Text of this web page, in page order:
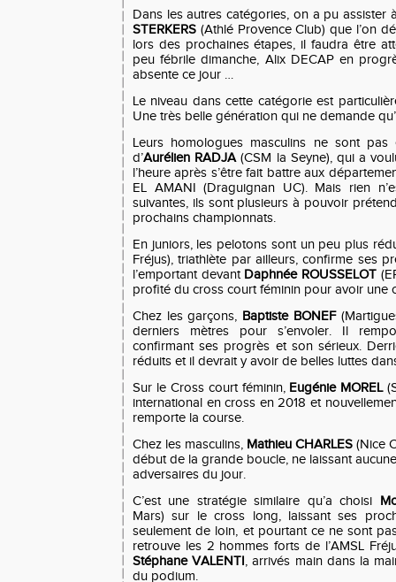
Dans les autres catégories, on a pu assister
STERKERS (Athlé Provence Club) que l’on
lors des prochaines étapes, il faudra être
peu fébrile dimanche, Alix DECAP en
absente ce jour …
Le niveau dans cette catégorie est
Une très belle génération qui ne demande
Leurs homologues masculins ne sont
d’Aurélien RADJA(CSM la Seyne), qui a
l’heure après s’être fait battre aux
EL AMANI (Draguignan UC). Mais rien
suivantes, ils sont plusieurs à pouvoir
prochains championnats.
En juniors, les pelotons sont un peu plus
Fréjus), triathlète par ailleurs, confirme ses
l’emportant devant Daphnée ROUSSELOT
profité du cross court féminin pour avoir une
Chez les garçons, Baptiste BONEF
derniers mètres pour s’envoler. Il
confirmant ses progrès et son sérieux.
réduits et il devrait y avoir de belles luttes
Sur le Cross court féminin, Eugénie MOREL
international en cross en 2018 et
remporte la course.
Chez les masculins, Mathieu CHARLES (Nice
début de la grande boucle, ne laissant
adversaires du jour.
C’est une stratégie similaire qu’a choisi
Mars) sur le cross long, laissant ses
seulement de loin, et pourtant ce ne sont
retrouve les 2 hommes forts de l’AMSL
Stéphane VALENTI, arrivés main dans la
du podium.